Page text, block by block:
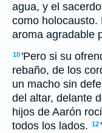
agua, y el
como holocausto.
aroma agradable
10 'Pero si su
rebaño, de los
un macho sin
del altar, delante
hijos de Aarón
todos los lados. 12